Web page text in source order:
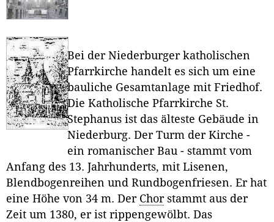
Bei der Niederburger katholischen
Pfarrkirche handelt es sich um eine
bauliche Gesamtanlage mit Friedhof.
Die Katholische Pfarrkirche St.
Stephanus ist das älteste Gebäude in
Niederburg. Der Turm der Kirche -
ein romanischer Bau - stammt vom
Anfang des 13. Jahrhunderts, mit Lisenen,
Blendbogenreihen und Rundbogenfriesen. Er hat
eine Höhe von 34 m. Der Chorstammt aus der
Zeit um 1380, er ist rippengewölbt. Das